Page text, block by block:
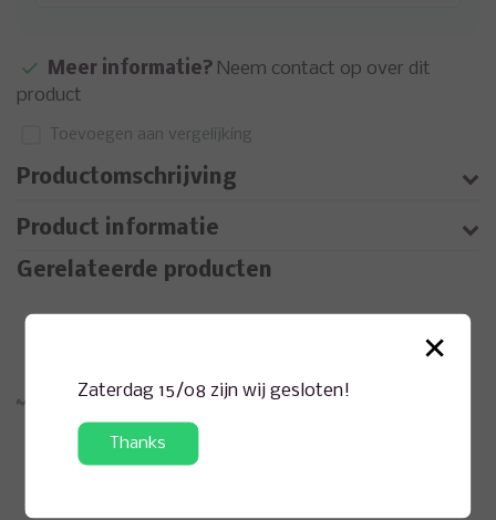
Meer informatie? Neem contact op over dit
product
Toevoegen aan vergelijking
Productomschrijving
Product informatie
Gerelateerde producten
×
Zaterdag 15/08 zijn wij gesloten!
Thanks